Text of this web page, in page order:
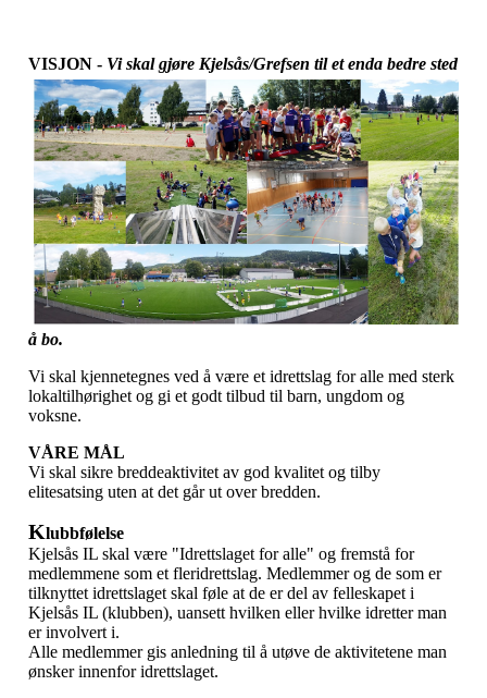
VISJON - Vi skal gjøre Kjelsås/Grefsen til et enda bedre sted
å bo.
Vi skal kjennetegnes ved å være et idrettslag for alle med sterk
lokaltilhørighet og gi et godt tilbud til barn, ungdom og
voksne.
VÅRE MÅL
Vi skal sikre breddeaktivitet av god kvalitet og tilby
elitesatsing uten at det går ut over bredden.
Klubbfølelse
Kjelsås IL skal være "Idrettslaget for alle" og fremstå for
medlemmene som et fleridrettslag. Medlemmer og de som er
tilknyttet idrettslaget skal føle at de er del av felleskapet i
Kjelsås IL (klubben), uansett hvilken eller hvilke idretter man
er involvert i.
Alle medlemmer gis anledning til å utøve de aktivitetene man
ønsker innenfor idrettslaget.